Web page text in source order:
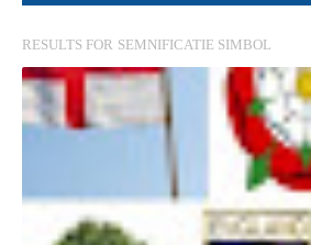
RESULTS FOR SEMNIFICATIE SIMBOL